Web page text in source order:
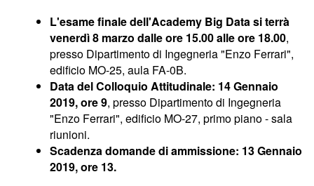
L'esame finale dell'Academy Big Data si terrà
venerdì 8 marzo dalle ore 15.00 alle ore 18.00,
presso Dipartimento di Ingegneria "Enzo Ferrari",
edificio MO-25, aula FA-0B.
Data del Colloquio Attitudinale: 14 Gennaio
2019, ore 9, presso Dipartimento di Ingegneria
"Enzo Ferrari", edificio MO-27, primo piano - sala
riunioni.
Scadenza domande di ammissione: 13 Gennaio
2019, ore 13.